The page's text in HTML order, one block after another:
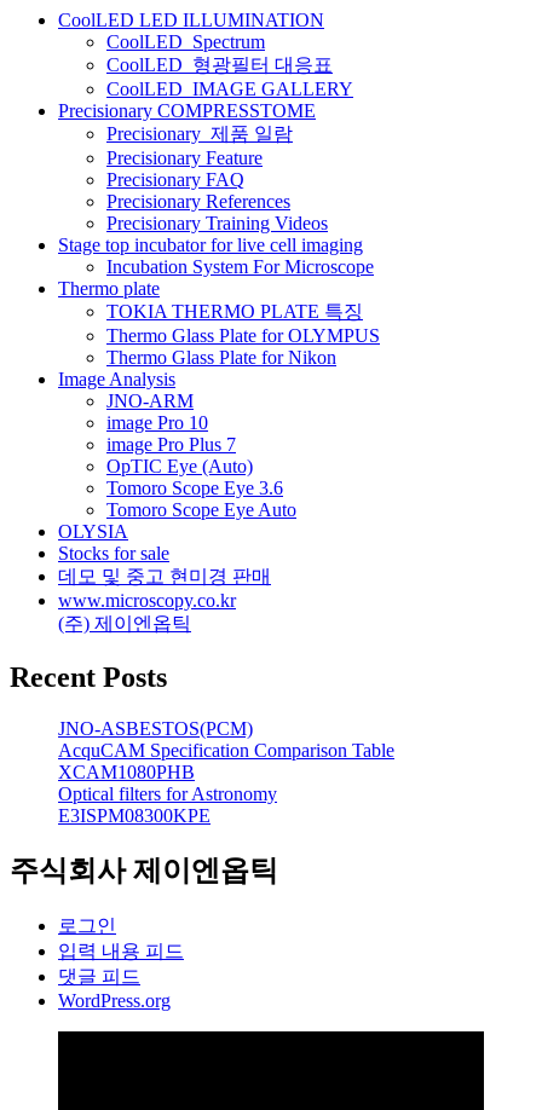
CoolLED LED ILLUMINATION
CoolLED_Spectrum
CoolLED_형광필터 대응표
CoolLED_IMAGE GALLERY
Precisionary COMPRESSTOME
Precisionary_제품 일람
Precisionary Feature
Precisionary FAQ
Precisionary References
Precisionary Training Videos
Stage top incubator for live cell imaging
Incubation System For Microscope
Thermo plate
TOKIA THERMO PLATE 특징
Thermo Glass Plate for OLYMPUS
Thermo Glass Plate for Nikon
Image Analysis
JNO-ARM
image Pro 10
image Pro Plus 7
OpTIC Eye (Auto)
Tomoro Scope Eye 3.6
Tomoro Scope Eye Auto
OLYSIA
Stocks for sale
데모 및 중고 현미경 판매
www.microscopy.co.kr
(주) 제이엔옵틱
Recent Posts
JNO-ASBESTOS(PCM)
AcquCAM Specification Comparison Table
XCAM1080PHB
Optical filters for Astronomy
E3ISPM08300KPE
주식회사 제이엔옵틱
로그인
입력 내용 피드
댓글 피드
WordPress.org